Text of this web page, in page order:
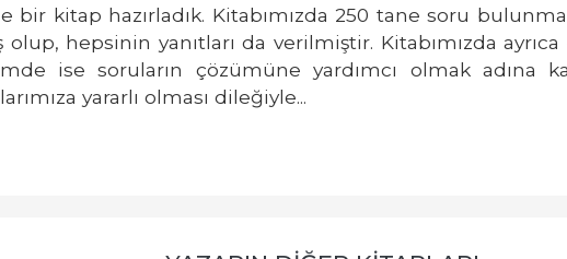
bir kitap hazırladık. Kitabımızda 250 tane soru
olup, hepsinin yanıtları da verilmiştir. Kitabımızda
ise soruların çözümüne yardımcı olmak adına
yararlı olması dileğiyle...